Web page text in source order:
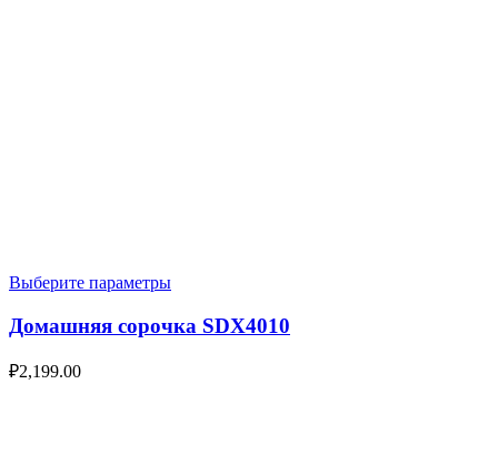
Выберите параметры
Домашняя сорочка SDX4010
₽2,199.00